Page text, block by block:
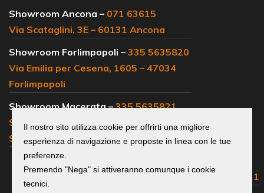
Showroom Ancona – 071 63615
Via Scataglini, 3E – 60131 Ancona
Showroom Forlimpopoli – 335 5635820
Via Emilia per Cesena, 1605 – 47034
Forlimpopoli
Showroom Macerata –335 5635821
SS 77, km 102 – 62019 Loc.
Sambucheto Recanati
Centralino e
uffici commerciali:
0541 683311
Il nostro sito utilizza cookie per offrirti una migliore
esperienza di navigazione e proposte in linea con le tue
preferenze.
Premendo "Nega" si attiveranno comunque i cookie
tecnici.